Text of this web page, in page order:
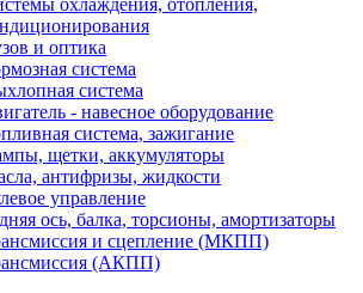
и оптика
система
система
- навесное оборудование
система, зажигание
щетки, аккумуляторы
антифризы, жидкости
управление
ось, балка, торсионы, амортизаторы
и сцепление (МКПП)
(АКПП)